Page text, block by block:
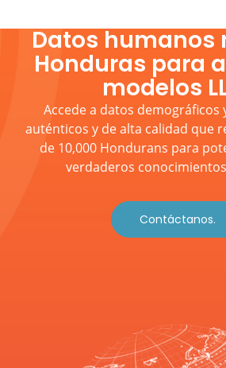
Datos humanos
Honduras para
modelos
Accede a datos demográficos
auténticos y de alta calidad que
de 10,000 Hondurans para
verdaderos
Contáctanos.